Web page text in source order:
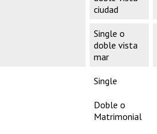
ciudad
Single o
doble vista
mar
Single
Doble o
Matrimonial